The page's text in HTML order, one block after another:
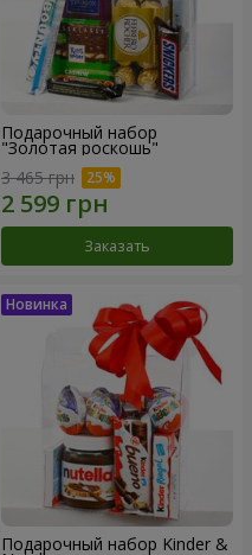
Подарочный набор
"Золотая роскошь"
3 465 грн
Заказать
Подарочный набор Kinder &